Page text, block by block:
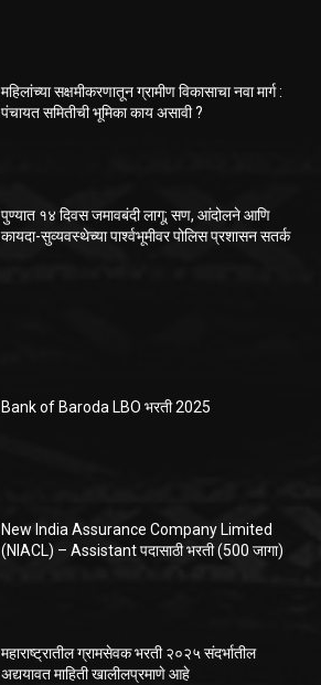
महिलांच्या सक्षमीकरणातून ग्रामीण विकासाचा नवा मार्ग :
पंचायत समितीची भूमिका काय असावी ?
पुण्यात १४ दिवस जमावबंदी लागू; सण, आंदोलने आणि
कायदा-सुव्यवस्थेच्या पार्श्वभूमीवर पोलिस प्रशासन सतर्क
Bank of Baroda LBO भरती 2025
New India Assurance Company Limited
(NIACL) – Assistant पदासाठी भरती (500 जागा)
महाराष्ट्रातील ग्रामसेवक भरती २०२५ संदर्भातील
अद्ययावत माहिती खालीलप्रमाणे आहे